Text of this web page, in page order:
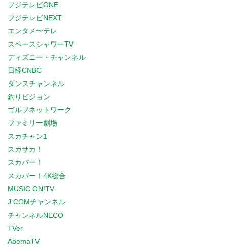
フジテレビONE
フジテレビNEXT
エンタメ〜テレ
スペースシャワーTV
ディズニー・チャンネル
日経CNBC
ダンスチャンネル
釣りビジョン
ゴルフネットワーク
ファミリー劇場
スカチャン1
スカサカ！
スカパー！
スカパー！4K総合
MUSIC ON!TV
J:COMチャンネル
チャンネルNECO
TVer
AbemaTV